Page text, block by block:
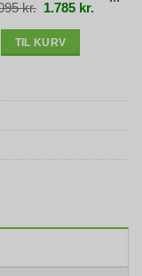
kr. Den
oprindelige
pris
1.785 kr. Den
aktuelle
pris
TIL KURV